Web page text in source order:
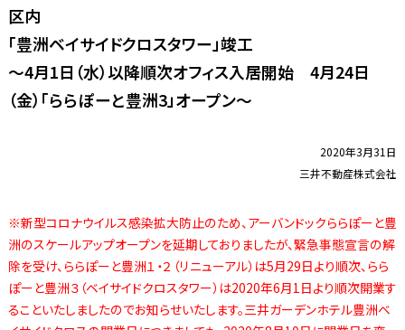
区内
「豊洲ベイサイドクロスタワー」竣工
～4月1日（水）以降順次オフィス入居開始 4月24日
（金）「ららぽーと豊洲3」オープン～
2020年3月31日
三井不動産株式会社
※新型コロナウイルス感染拡大防止のため、アーバンドックららぽーと豊
洲のスケールアップオープンを延期しておりましたが、緊急事態宣言の解
除を受け、ららぽーと豊洲１・２（リニューアル）は5月29日より順次、らら
ぽーと豊洲３（ベイサイドクロスタワー）は2020年6月1日より順次開業す
ることいたしましたのでお知らせいたします。三井ガーデンホテル豊洲ベ